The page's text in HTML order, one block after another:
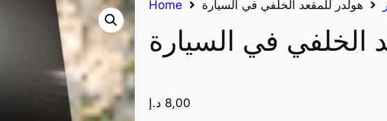
Home هولدر للمقعد الخلفي في السيارة
الخلفي في السيارة
8,00 د.إ